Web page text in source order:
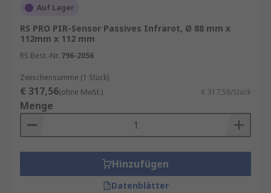
Auf Lager
RS PRO PIR-Sensor Passives Infrarot, Ø 88 mm x
112mm x 112 mm
RS Best.-Nr. 796-2056
Zwischensumme (1 Stück)
€ 317,56(ohne MwSt.) € 317,56/Stück
Menge
Hinzufügen
Datenblätter